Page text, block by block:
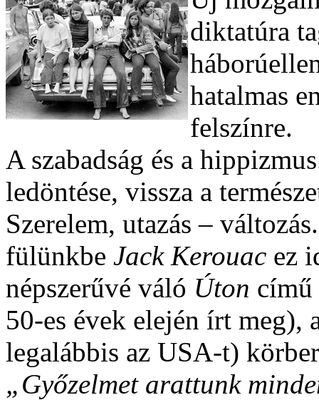
diktatúra
hatalmas
felszínre.
A szabadság és a
ledöntése, vissza a
Szerelem, utazás –
fülünkbe Jack Kerouac ez
népszerűvé váló Úton című
50-es évek elején írt meg),
legalábbis az USA-t)
„Győzelmet arattunk